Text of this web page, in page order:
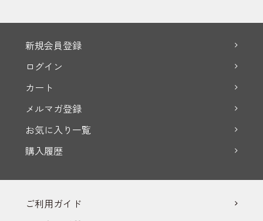
新規会員登録
ログイン
カート
メルマガ登録
お気に入り一覧
購入履歴
ご利用ガイド